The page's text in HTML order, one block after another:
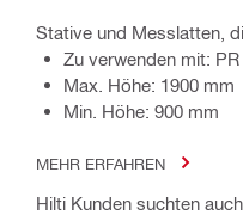
Stative und Messlatten,
Zu verwenden mit:
Max. Höhe: 1900 mm
Min. Höhe: 900 mm
MEHR ERFAHREN
Hilti Kunden suchten auch